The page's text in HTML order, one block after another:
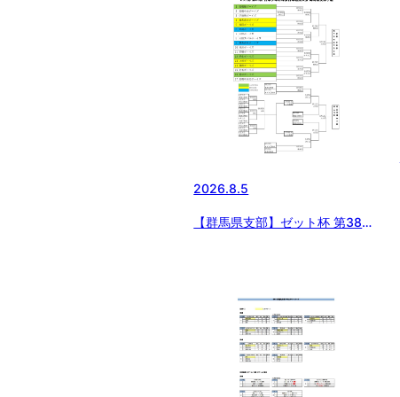
2026.8.5
【群馬県支部】ゼット杯 第38回